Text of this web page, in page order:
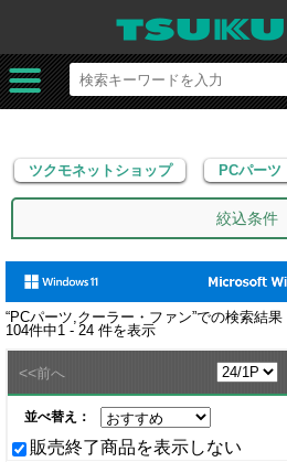
ツクモネットショップ PCパーツ
ツクモネットショップ PCパーツ
絞込条件
“PCパーツ,クーラー・ファン”での検索結果
104件中1 - 24 件を表示
<<前へ
並べ替え：
販売終了商品を表示しない